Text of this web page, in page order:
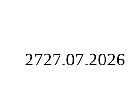
2727.07.2026